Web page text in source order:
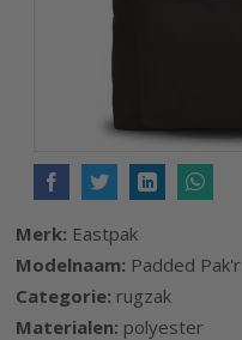
Ga
naar
het
begin
van
de
Merk: Eastpak
Modelnaam: Padded Pak'r
Categorie: rugzak
Materialen: polyester